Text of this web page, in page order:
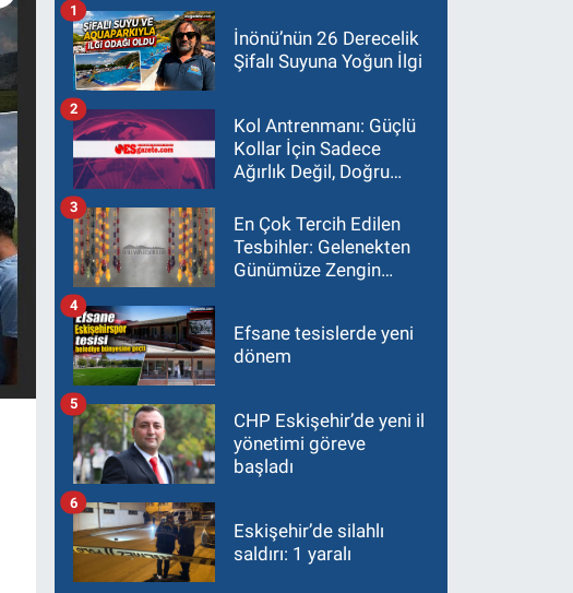
İnönü’nün 26 Derecelik
Şifalı Suyuna Yoğun İlgi
1
Kol Antrenmanı: Güçlü
Kollar İçin Sadece
Ağırlık Değil, Doğru
2
En Çok Tercih Edilen
Tesbihler: Gelenekten
Günümüze Zengin
3
Efsane tesislerde yeni
dönem
4
CHP Eskişehir’de yeni il
yönetimi göreve
başladı
5
Eskişehir’de silahlı
saldırı: 1 yaralı
6